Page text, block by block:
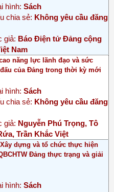
hình: Sách
chia sẻ: Không yêu cầu đăng
giả: Báo Điện tử Đảng cộng
Nam
năng lực lãnh đạo và sức
của Đảng trong thời kỳ mới
hình: Sách
chia sẻ: Không yêu cầu đăng
giả: Nguyễn Phú Trọng, Tô
Trần Khắc Việt
Xây dựng và tổ chức thực hiện
Đảng thực trạng và giải
hình: Sách